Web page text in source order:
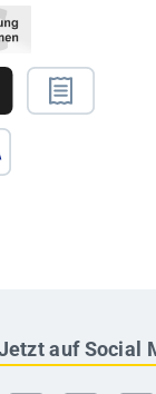
auf Social